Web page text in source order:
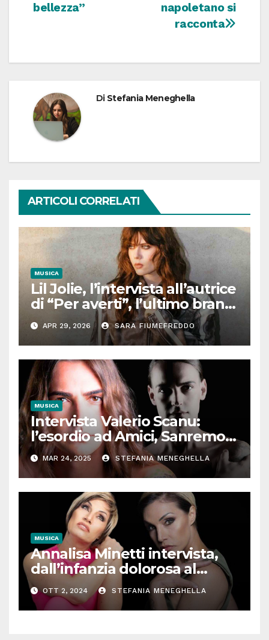
napoletano si
racconta
bellezza”
Di Stefania Meneghella
ARTICOLI CORRELATI
MUSICA
Lil Jolie, l’intervista all’autrice
di “Per averti”, l’ultimo brano
tra moltitudine e autenticità
APR 29, 2026 SARA FIUMEFREDDO
MUSICA
Intervista Valerio Scanu:
l’esordio ad Amici, Sanremo,
l’incontro con Maria De
Filippi, Ora o mai più. Il
cantante senza filtri
MAR 24, 2025 STEFANIA MENEGHELLA
MUSICA
Annalisa Minetti intervista,
dall’infanzia dolorosa al
successo: “Così la musica e lo
sport mi hanno salvata”
OTT 2, 2024 STEFANIA MENEGHELLA